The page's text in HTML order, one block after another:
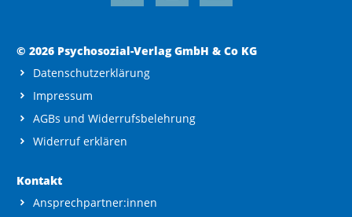
© 2026 Psychosozial-Verlag GmbH & Co KG
Datenschutzerklärung
Impressum
AGBs und Widerrufsbelehrung
Widerruf erklären
Kontakt
Ansprechpartner:innen